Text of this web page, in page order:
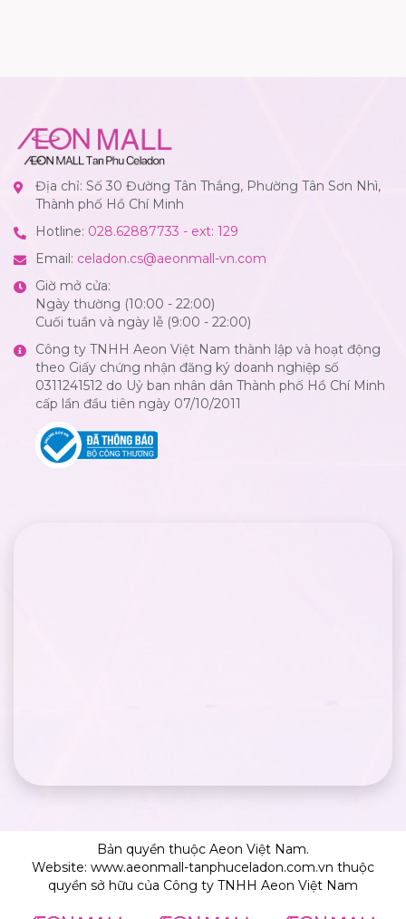
Địa chỉ: Số 30 Đường Tân Thắng, Phường Tân Sơn Nhì,
Thành phố Hồ Chí Minh
Hotline: 028.62887733 - ext: 129
Email: celadon.cs@aeonmall-vn.com
Giờ mở cửa:
Ngày thường (10:00 - 22:00)
Cuối tuần và ngày lễ (9:00 - 22:00)
Công ty TNHH Aeon Việt Nam thành lập và hoạt động
theo Giấy chứng nhận đăng ký doanh nghiệp số
0311241512 do Uỷ ban nhân dân Thành phố Hồ Chí Minh
cấp lần đầu tiên ngày 07/10/2011
Bản quyền thuộc Aeon Việt Nam.
Website: www.aeonmall-tanphuceladon.com.vn thuộc
quyền sở hữu của Công ty TNHH Aeon Việt Nam